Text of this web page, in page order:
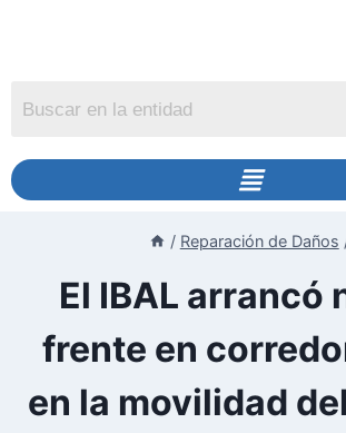
/ Reparación de Daños
El IBAL arrancó
frente en
en la movilidad